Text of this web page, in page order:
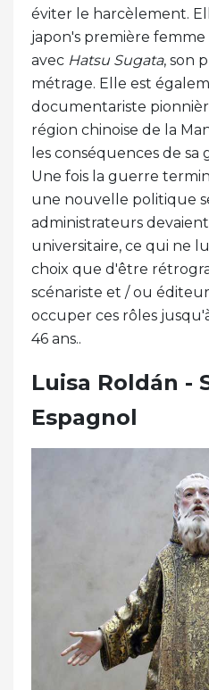
éviter le harcèlement.
japon's première femme
avec Hatsu Sugata, son
métrage. Elle est
documentariste
région chinoise de la
les conséquences de sa
Une fois la guerre
une nouvelle politique
administrateurs
universitaire, ce qui ne
choix que d'être
scénariste et / ou
occuper ces rôles
46 ans..
Luisa Roldán -
Espagnol